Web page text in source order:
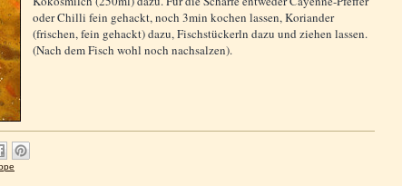
oder Chilli fein gehackt, noch 3min kochen lassen, Koriander
(frischen, fein gehackt) dazu, Fischstückerln dazu und ziehen lassen.
(Nach dem Fisch wohl noch nachsalzen).